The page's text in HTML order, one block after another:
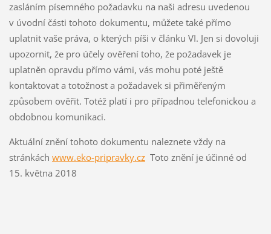
zasláním písemného požadavku na naši adresu uvedenou
v úvodní části tohoto dokumentu, můžete také přímo
uplatnit vaše práva, o kterých píši v článku VI. Jen si dovoluji
upozornit, že pro účely ověření toho, že požadavek je
uplatněn opravdu přímo vámi, vás mohu poté ještě
kontaktovat a totožnost a požadavek si přiměřeným
způsobem ověřit. Totéž platí i pro případnou telefonickou a
obdobnou komunikaci.
Aktuální znění tohoto dokumentu naleznete vždy na
stránkách www.eko-pripravky.czToto znění je účinné od
15. května 2018